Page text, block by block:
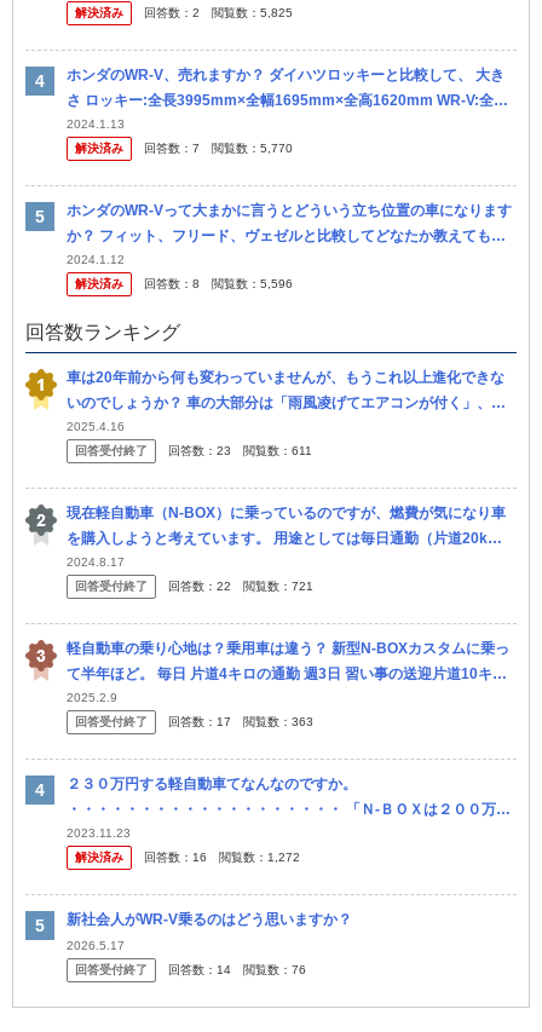
かえ...
解決済み 回答数： 2 閲覧数： 5,825
ホンダのWR-V、売れますか？ ダイハツロッキーと比較して、 大き
さ ロッキー:全長3995mm×全幅1695mm×全高1620mm WR-V:全長4
325mm×全幅1790mm×全高165...
2024.1.13
解決済み
回答数： 7 閲覧数： 5,770
ホンダのWR-Vって大まかに言うとどういう立ち位置の車になります
か？ フィット、フリード、ヴェゼルと比較してどなたか教えてもら
えませんか？ 例えば、価格は安い順でどうなるかとか、一言で言う
とヴ...
2024.1.12
解決済み
回答数： 8 閲覧数： 5,596
回答数ランキング
車は20年前から何も変わっていませんが、もうこれ以上進化できな
いのでしょうか？ 車の大部分は「雨風凌げてエアコンが付く」、あ
とはブルートゥースやシートヒーターなどのカスみたいな機能ばか
り。小出し...
2025.4.16
回答受付終了
回答数： 23 閲覧数： 611
現在軽自動車（N-BOX）に乗っているのですが、燃費が気になり車
を購入しようと考えています。 用途としては毎日通勤（片道20k
m）、友人（4人）と年に数回の旅行です。 外したくない条件として
は ・
2024.8.17
回答受付終了
回答数： 22 閲覧数： 721
軽自動車の乗り心地は？乗用車は違う？ 新型N-BOXカスタムに乗っ
て半年ほど。 毎日 片道4キロの通勤 週3日 習い事の送迎片道10キロ
（行きと帰りで計40キロ 上記の利用なのです。 悩み...
2025.2.9
回答受付終了
回答数： 17 閲覧数： 363
２３０万円する軽自動車てなんなのですか。
・・・・・・・・・・・・・・・・・・・ 「Ｎ‐ＢＯＸは２００万円
する」などと旧型Ｎ‐ＢＯＸのときは値段でマウントを取る人がいま
すが。 よく分からないので...
2023.11.23
解決済み
回答数： 16 閲覧数： 1,272
新社会人がWR-V乗るのはどう思いますか？
2026.5.17
回答受付終了
回答数： 14 閲覧数： 76